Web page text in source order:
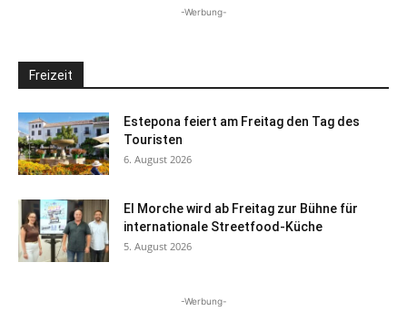
-Werbung-
Freizeit
Estepona feiert am Freitag den Tag des
Touristen
6. August 2026
El Morche wird ab Freitag zur Bühne für
internationale Streetfood-Küche
5. August 2026
-Werbung-